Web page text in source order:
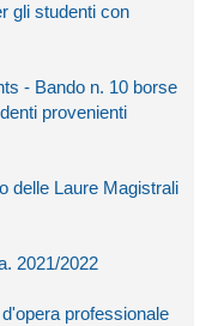
gli studenti con
- Bando n. 10 borse
provenienti
delle Laure Magistrali
2021/2022
professionale